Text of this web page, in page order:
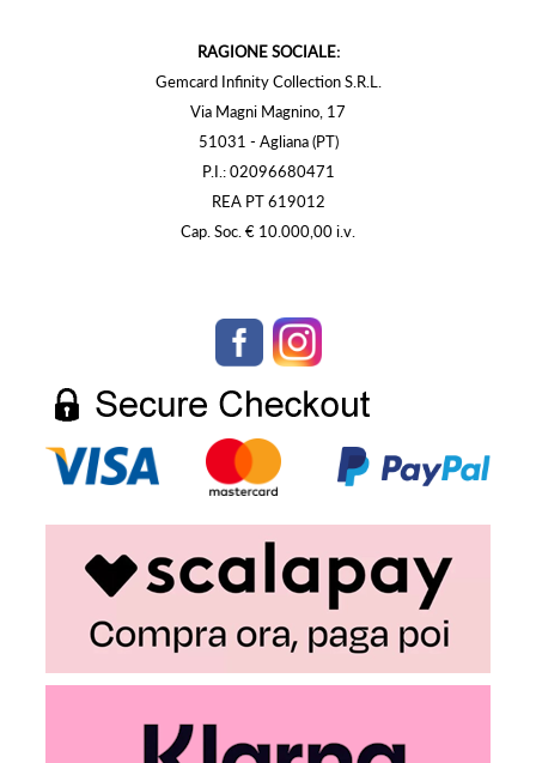
RAGIONE SOCIALE:
Gemcard Infinity Collection S.R.L.
Via Magni Magnino, 17
51031 - Agliana (PT)
P.I.: 02096680471
REA PT 619012
Cap. Soc. € 10.000,00 i.v.